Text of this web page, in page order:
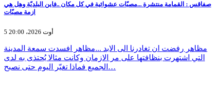
صفاقس : القمامة منتشرة ...مصبّات عشوائية في كل مكان ..فاين البلديّة وهل هي
ازمة مصبّات
5 أوت 2026، 20:00
مظاهر رفضت ان تغادرنا الى الابد ...مظاهر افسدت سمعة المدينة
التي اشتهرت بنظافتها على مر الازمان وكانت مثالا يُحتذى به لدى
الجميع فماذا تغيّر اليوم حتى نصبح…